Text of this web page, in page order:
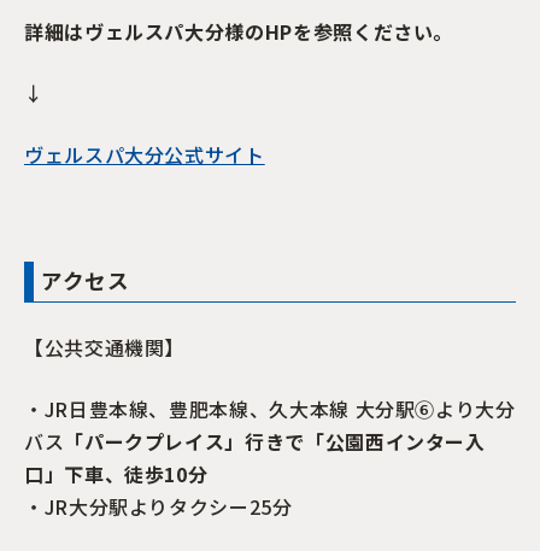
詳細はヴェルスパ大分様のHPを参照ください。
↓
ヴェルスパ大分公式サイト
アクセス
【公共交通機関】
・JR日豊本線、豊肥本線、久大本線 大分駅⑥より大分
バス 「パークプレイス」行きで「公園西インター入
口」下車、徒歩10分
・JR大分駅よりタクシー25分